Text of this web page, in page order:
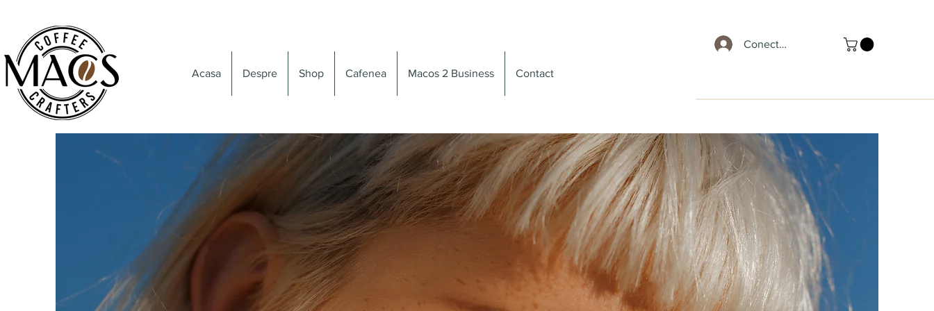
Conectează-te
Acasa Despre Shop Cafenea Macos 2 Business Contact